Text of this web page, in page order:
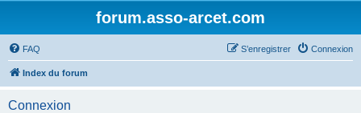
forum.asso-arcet.com
FAQ Connexion
S’enregistrer
Index du forum
Connexion